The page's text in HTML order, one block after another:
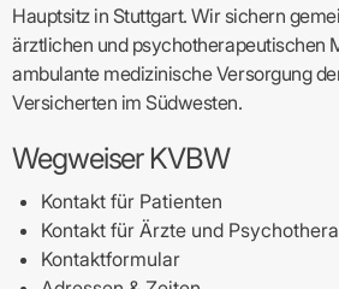
Hauptsitz in Stuttgart. Wir sichern
ärztlichen und psychotherapeutischen
ambulante medizinische Versorgung
Versicherten im Südwesten.
Wegweiser KVBW
Kontakt für Patienten
Kontakt für Ärzte und
Kontaktformular